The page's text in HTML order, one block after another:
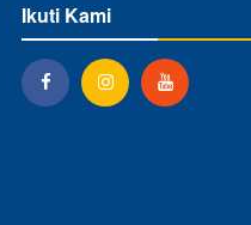
Ikuti Kami